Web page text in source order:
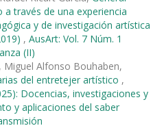
través de una experiencia
y de investigación artística
, AusArt: Vol. 7 Núm. 1
(II)
Miguel Alfonso Bouhaben,
del entretejer artístico ,
Docencias, investigaciones y
y aplicaciones del saber